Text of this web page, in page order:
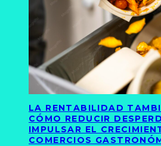
LA RENTABILIDAD
CÓMO REDUCIR
IMPULSAR EL
COMERCIOS